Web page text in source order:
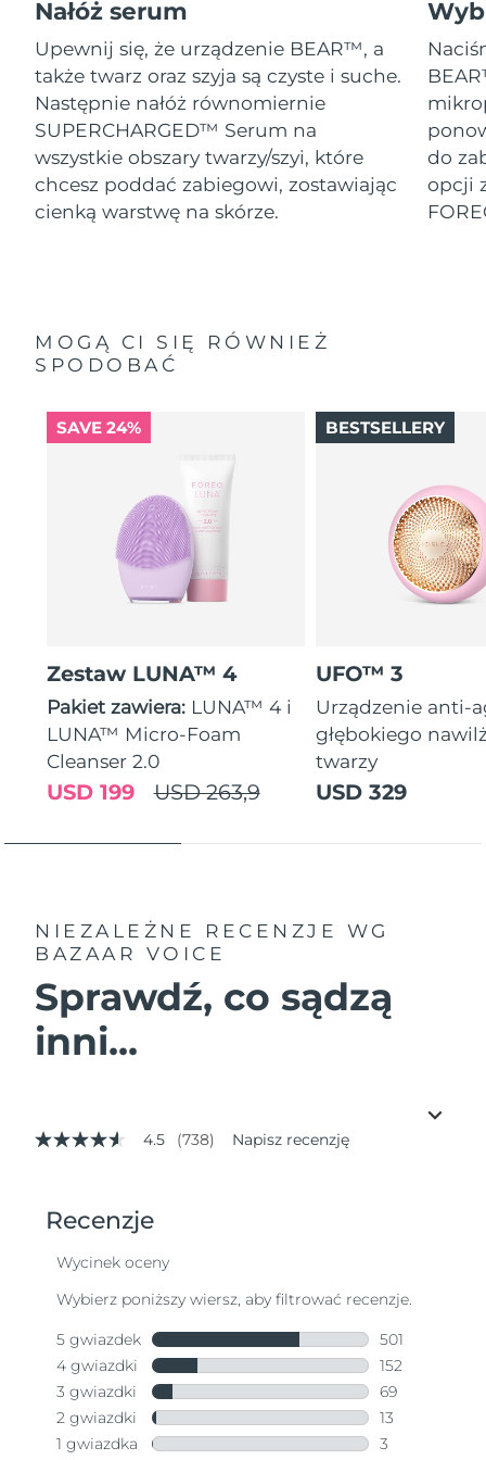
Nałóż serum
Upewnij się, że urządzenie BEAR™, a
także twarz oraz szyja są czyste i suche.
Następnie nałóż równomiernie
SUPERCHARGED™ Serum na
wszystkie obszary twarzy/szyi, które
chcesz poddać zabiegowi, zostawiając
cienką warstwę na skórze.
do
opcji
MOGĄ CI SIĘ RÓWNIEŻ
SPODOBAĆ
SAVE 24%
Zestaw LUNA™ 4
Pakiet zawiera: LUNA™ 4 i
LUNA™ Micro-Foam
Cleanser 2.0
USD 263,9
USD 199
UFO™ 3
Urządzenie anti-
głębokiego
twarzy
USD 329
BESTSELLERY
NIEZALEŻNE RECENZJE
WG
BAZAAR VOICE
Sprawdź, co sądzą
inni...
4.5
średnia
wartość
Read
Reviews.
samej
strony.
4.5 (738) Napisz recenzję